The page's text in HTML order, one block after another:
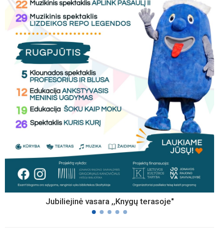
Jubiliejinė vasara ,,Knygų terasoje"